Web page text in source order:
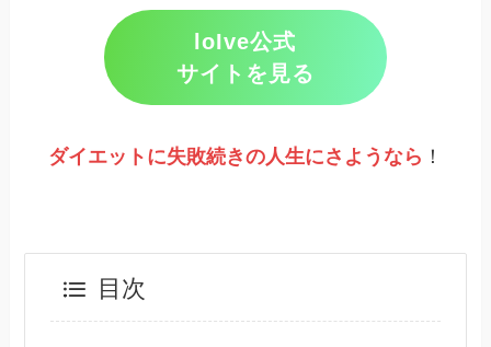
loIve公式
サイトを見る
ダイエットに失敗続きの人生にさようなら ！
目次